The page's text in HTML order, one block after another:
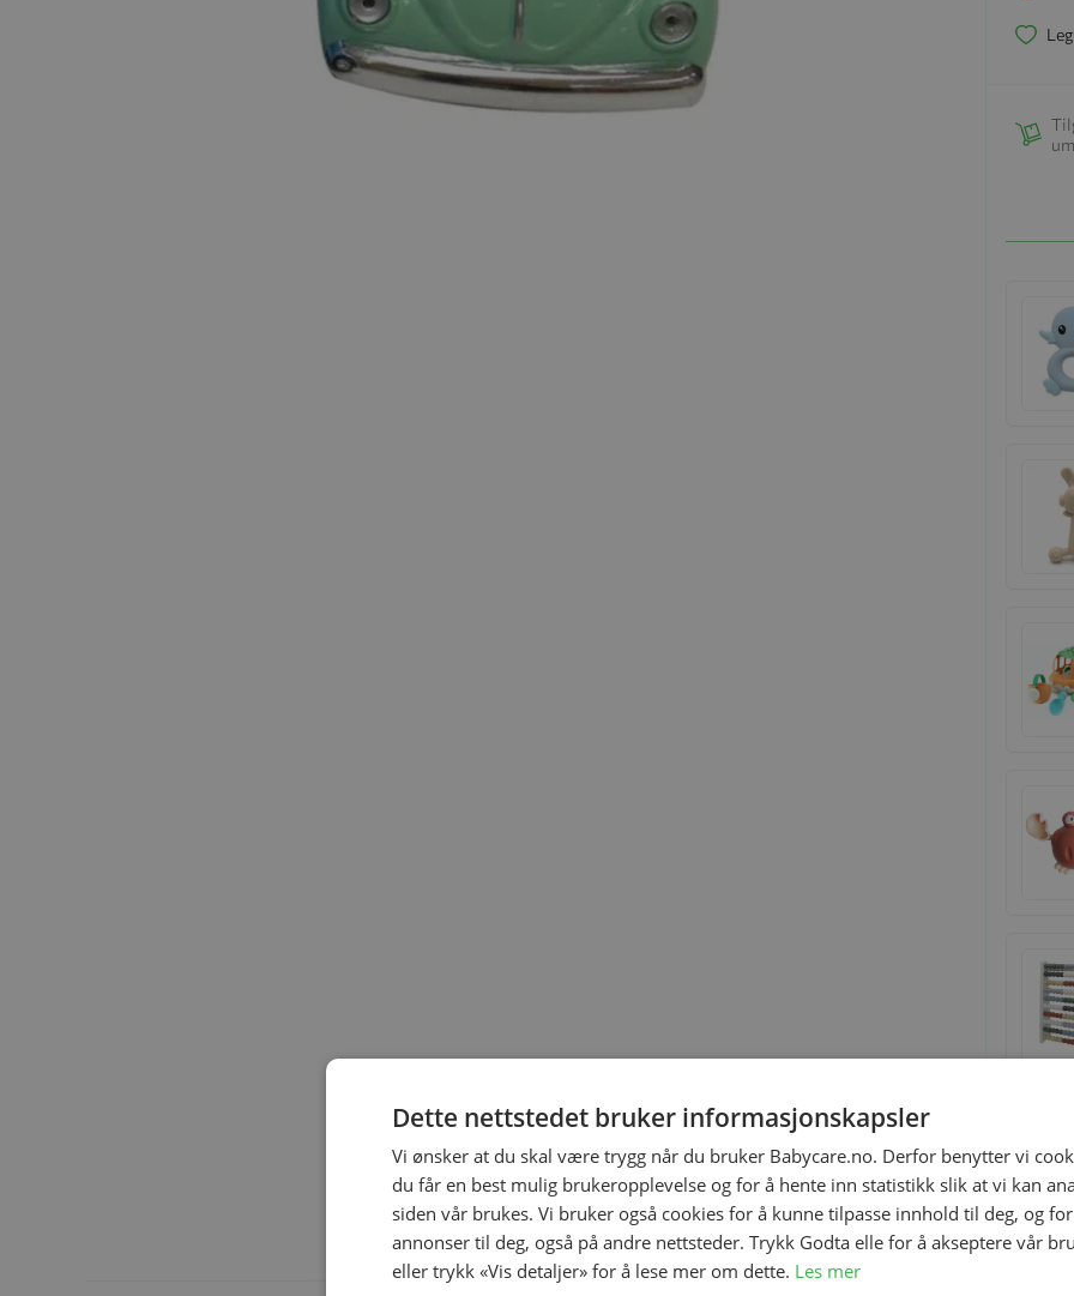
Dette nettstedet bruker informasjonskapsler
Vi ønsker at du skal være trygg når du bruker Babycare.no. Derfor benytter vi
du får en best mulig brukeropplevelse og for å hente inn statistikk slik at vi kan
siden vår brukes. Vi bruker også cookies for å kunne tilpasse innhold til deg, og
annonser til deg, også på andre nettsteder. Trykk Godta elle for å akseptere vår
eller trykk «Vis detaljer» for å lese mer om dette. Les mer